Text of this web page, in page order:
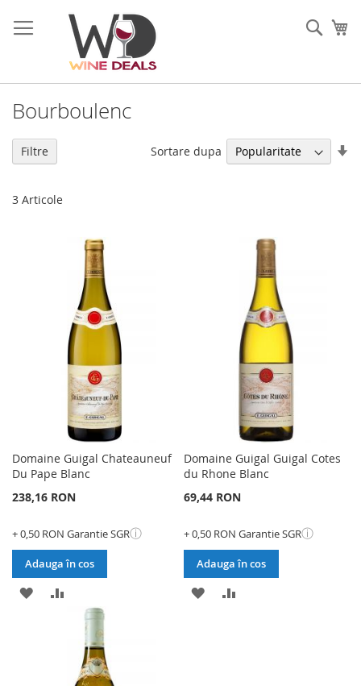
la
Continut
Bourboulenc
3 Articole
Sortare dupa
Domaine Guigal Chateauneuf
Du Pape Blanc
238,16 RON
+ 0,50 RON Garantie SGRⓘ
Adauga în cos
ADAUGATI
PENTRU
COMPARARE
Domaine Guigal Guigal Cotes
du Rhone Blanc
69,44 RON
+ 0,50 RON Garantie SGRⓘ
Adauga în cos
ADAUGATI
Filtre